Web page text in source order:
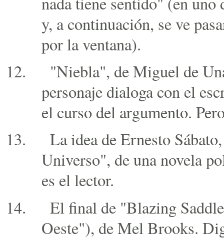
y, a continuación, se ve
por la ventana).
"Niebla", de Miguel de
personaje dialoga con el
el curso del argumento.
La idea de Ernesto
Universo", de una novela
es el lector.
El final de "Blazing
Oeste"), de Mel Brooks.